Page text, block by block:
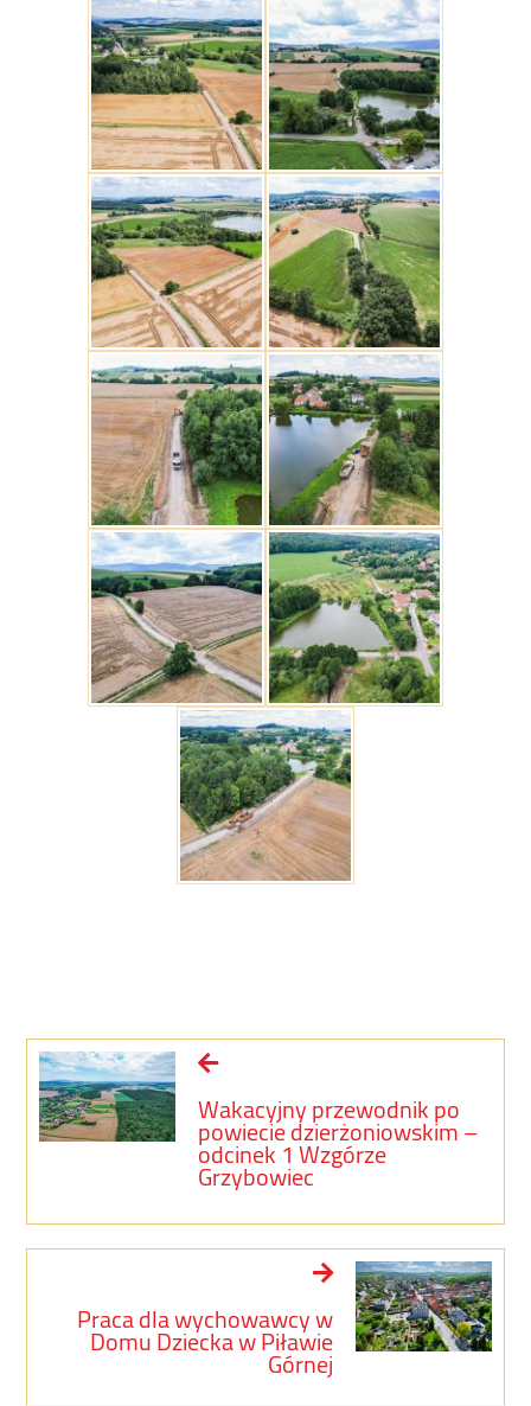
Wakacyjny przewodnik po
powiecie dzierżoniowskim –
odcinek 1 Wzgórze
Grzybowiec
Praca dla wychowawcy w
Domu Dziecka w Piławie
Górnej